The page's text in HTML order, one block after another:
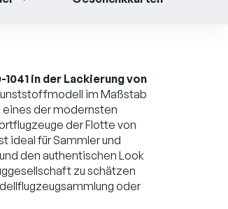
in der Lackierung von
im Maßstab
eines der modernsten
der Flotte von
ideal für Sammler und
und den authentischen Look
zu schätzen
oder